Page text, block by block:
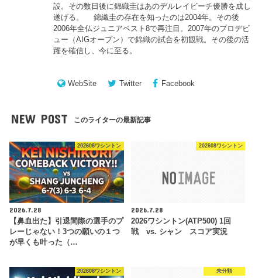
設。その数日後に錦織圭はあのデルレイビーチ優勝を成し
遂げる。 錦織圭の存在を知ったのは2004年。その後
2006年全仏ジュニアベスト8で再注目。2007年のプロデビ
ュー（AIGオープン）で錦織の試合を初観戦。その後の活
躍を確信し、今に至る。
WebSite Twitter Facebook
NEW POST このライターの最新記事
202608ワシントン
2026.7.28
【鼻血出た】引退間際の選手のプ
レーじゃない！3つの願いの１つ
が早くも叶った（…
202608ワシントン
2026.7.28
2026ワシントン(ATP500) 1回
戦 vs. シャン スコア実況
202608ワシントン 未分類